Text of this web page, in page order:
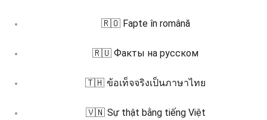
🇷🇴 Fapte în română
🇷🇺 Факты на русском
🇹🇭 ข้อเท็จจริงเป็นภาษาไทย
🇻🇳 Sự thật bằng tiếng Việt